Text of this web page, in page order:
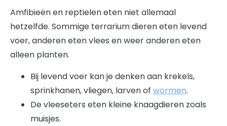
Amfibieën en reptielen eten niet allemaal
hetzelfde. Sommige terrarium dieren eten levend
voer, anderen eten vlees en weer anderen eten
alleen planten.
Bij levend voer kan je denken aan krekels,
sprinkhanen, vliegen, larven of wormen.
De vleeseters eten kleine knaagdieren zoals
muisjes.